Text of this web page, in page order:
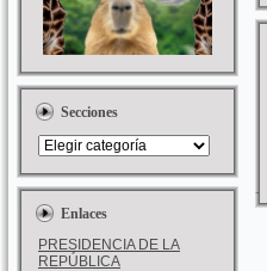
Secciones
Enlaces
PRESIDENCIA DE LA
REPÚBLICA